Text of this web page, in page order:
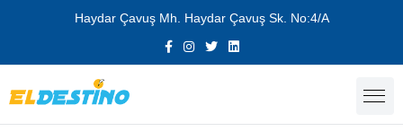
Haydar Çavuş Mh. Haydar Çavuş Sk. No:4/A